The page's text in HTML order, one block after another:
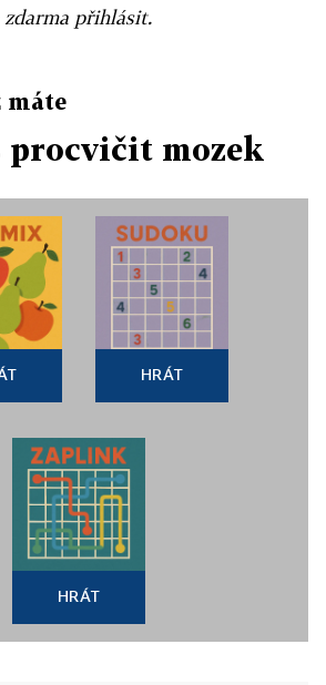
přihlásit.
máte
procvičit mozek
HRÁT
HRÁT